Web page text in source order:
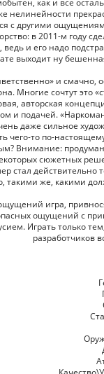
как и все
нелинейности
с другими
в 2011-м году
ведь и его надо
выходит ну
и
Многие сочтут это
авторская
и подачей.
даже сильное
чего-то по-
Внимание:
сюжетных
стал действительно
такими же, какими
игра,
ощущений с
Играть только
разработчиков